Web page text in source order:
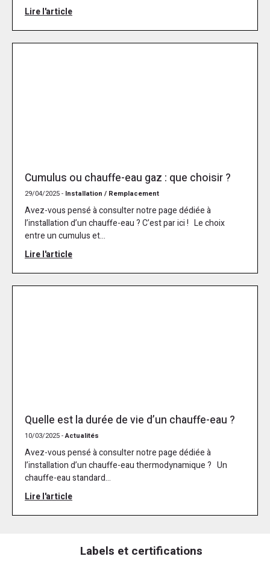
Lire l'article
Cumulus ou chauffe-eau gaz : que choisir ?
29/04/2025 - Installation / Remplacement
Avez-vous pensé à consulter notre page dédiée à
l’installation d’un chauffe-eau ? C’est par ici ! Le choix
entre un cumulus et...
Lire l'article
Quelle est la durée de vie d’un chauffe-eau ?
10/03/2025 -Actualités
Avez-vous pensé à consulter notre page dédiée à
l’installation d’un chauffe-eau thermodynamique ? Un
chauffe-eau standard...
Lire l'article
Labels et certifications